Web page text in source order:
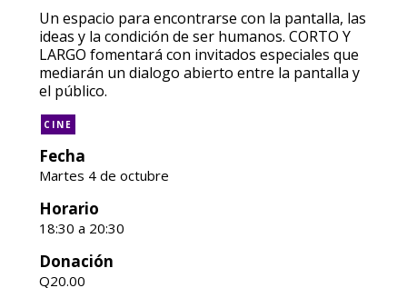
Un espacio para encontrarse con la pantalla, las
ideas y la condición de ser humanos. CORTO Y
LARGO fomentará con invitados especiales que
mediarán un dialogo abierto entre la pantalla y
el público.
CINE
Fecha
Martes 4 de octubre
Horario
18:30 a 20:30
Donación
Q20.00